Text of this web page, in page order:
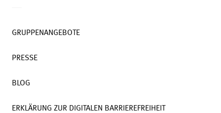
GRUPPENANGEBOTE
PRESSE
BLOG
ERKLÄRUNG ZUR DIGITALEN BARRIEREFREIHEIT